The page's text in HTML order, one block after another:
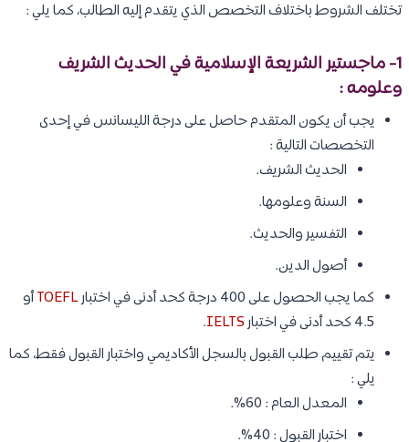
تختلف الشروط باختلاف التخصص الذي يتقدم إليه الطالب، كما يلي :
1- ماجستير الشريعة الإسلامية في الحديث الشريف
وعلومه :
يجب أن يكون المتقدم حاصل على درجة الليسانس في إحدى
التخصصات التالية :
الحديث الشريف.
السنة وعلومها.
التفسير والحديث.
أصول الدين.
كما يجب الحصول على 400 درجة كحد أدنى في اختبار
TOEFLأو
4.5 كحد أدنى في اختبار
IELTS
.
يتم تقييم طلب القبول بالسجل الأكاديمي واختبار القبول فقط، كما
يلي :
المعدل العام : 60%.
اختبار القبول : 40%.